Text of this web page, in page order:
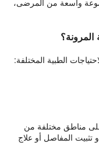
واسعة من المرضى،
الطبية المختلفة:
مناطق مختلفة من
تثبيت المفاصل أو علاج